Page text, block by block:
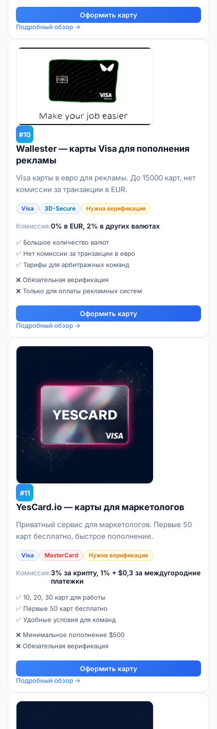
Оформить карту
Подробный обзор →
#10
Wallester — карты Visa для пополнения
рекламы
Visa карты в евро для рекламы. До 15000 карт, нет
комиссии за транзакции в EUR.
Visa 3D-Secure Нужна верификация
Комиссия:0% в EUR, 2% в других валютах
✅ Большое количество валют
✅ Нет комиссии за транзакции в евро
✅ Тарифы для арбитражных команд
❌ Обязательная верификация
❌ Только для оплаты рекламных систем
Оформить карту
Подробный обзор →
#11
YesCard.io — карты для маркетологов
Приватный сервис для маркетологов. Первые 50
карт бесплатно, быстрое пополнение.
Visa MasterCard Нужна верификация
Комиссия:3% за крипту, 1% + $0,3 за междугородние
платежки
✅ 10, 20, 30 карт для работы
✅ Первые 50 карт бесплатно
✅ Удобные условия для команд
❌ Минимальное пополнение $500
❌ Обязательная верификация
Оформить карту
Подробный обзор →